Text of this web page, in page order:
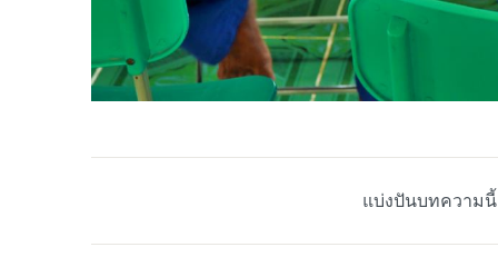
แบ่งปันบทความ